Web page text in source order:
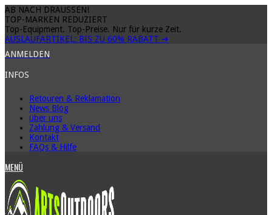
AB NACH DRAUSSEN!
TOP-MARKEN REDUZIERT
Top-Equipment. Top-Preise. Nur für kurze Zeit.
AUSLAUFARTIKEL: BIS ZU 60% RABATT ➔
ANMELDEN
INFOS
Retouren & Reklamation
News Blog
über uns
Zahlung & Versand
Kontakt
FAQs & Hilfe
MENÜ